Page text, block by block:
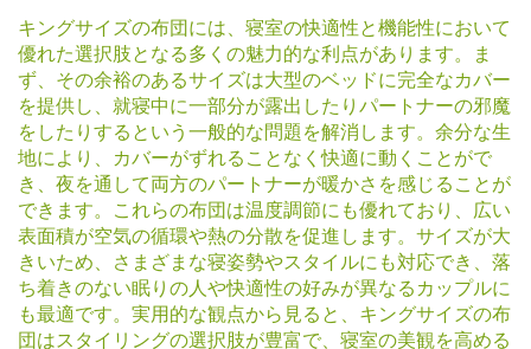
キングサイズの布団には、寝室の快適性と機能性において
優れた選択肢となる多くの魅力的な利点があります。ま
ず、その余裕のあるサイズは大型のベッドに完全なカバー
を提供し、就寝中に一部分が露出したりパートナーの邪魔
をしたりするという一般的な問題を解消します。余分な生
地により、カバーがずれることなく快適に動くことがで
き、夜を通して両方のパートナーが暖かさを感じることが
できます。これらの布団は温度調節にも優れており、広い
表面積が空気の循環や熱の分散を促進します。サイズが大
きいため、さまざまな寝姿勢やスタイルにも対応でき、落
ち着きのない眠りの人や快適性の好みが異なるカップルに
も最適です。実用的な観点から見ると、キングサイズの布
団はスタイリングの選択肢が豊富で、寝室の美観を高める